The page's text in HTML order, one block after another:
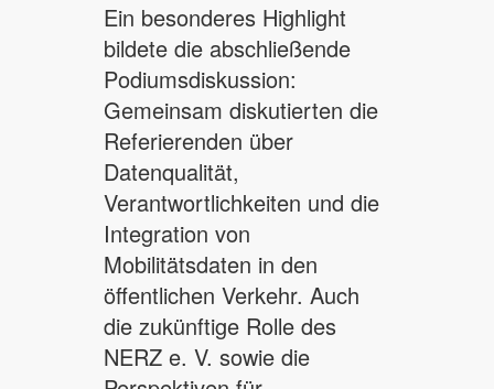
Ein besonderes Highlight
bildete die abschließende
Podiumsdiskussion:
Gemeinsam diskutierten die
Referierenden über
Datenqualität,
Verantwortlichkeiten und die
Integration von
Mobilitätsdaten in den
öffentlichen Verkehr. Auch
die zukünftige Rolle des
NERZ e. V. sowie die